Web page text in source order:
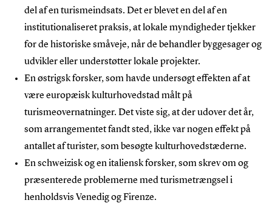
del af en turismeindsats. Det er blevet en del af en
institutionaliseret praksis, at lokale myndigheder tjekker
for de historiske småveje, når de behandler byggesager og
udvikler eller understøtter lokale projekter.
En østrigsk forsker, som havde undersøgt effekten af at
være europæisk kulturhovedstad målt på
turismeovernatninger. Det viste sig, at der udover det år,
som arrangementet fandt sted, ikke var nogen effekt på
antallet af turister, som besøgte kulturhovedstæderne.
En schweizisk og en italiensk forsker, som skrev om og
præsenterede problemerne med turismetrængsel i
henholdsvis Venedig og Firenze.